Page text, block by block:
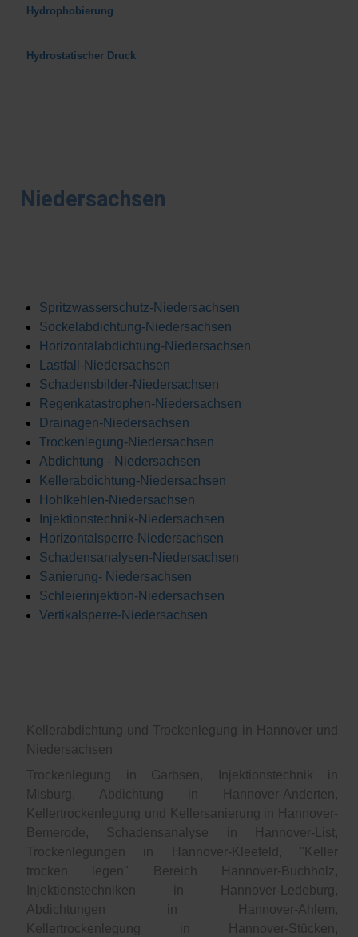
Hydrophobierung
Hydrostatischer Druck
Niedersachsen
Spritzwasserschutz-Niedersachsen
Sockelabdichtung-Niedersachsen
Horizontalabdichtung-Niedersachsen
Lastfall-Niedersachsen
Schadensbilder-Niedersachsen
Regenkatastrophen-Niedersachsen
Drainagen-Niedersachsen
Trockenlegung-Niedersachsen
Abdichtung - Niedersachsen
Kellerabdichtung-Niedersachsen
Hohlkehlen-Niedersachsen
Injektionstechnik-Niedersachsen
Horizontalsperre-Niedersachsen
Schadensanalysen-Niedersachsen
Sanierung- Niedersachsen
Schleierinjektion-Niedersachsen
Vertikalsperre-Niedersachsen
Kellerabdichtung und Trockenlegung in Hannover und
Niedersachsen
Trockenlegung in Garbsen, Injektionstechnik in
Misburg, Abdichtung in Hannover-Anderten,
Kellertrockenlegung und Kellersanierung in Hannover-
Bemerode, Schadensanalyse in Hannover-List,
Trockenlegungen in Hannover-Kleefeld, "Keller
trocken legen" Bereich Hannover-Buchholz,
Injektionstechniken in Hannover-Ledeburg,
Abdichtungen in Hannover-Ahlem,
Kellertrockenlegung in Hannover-Stücken,